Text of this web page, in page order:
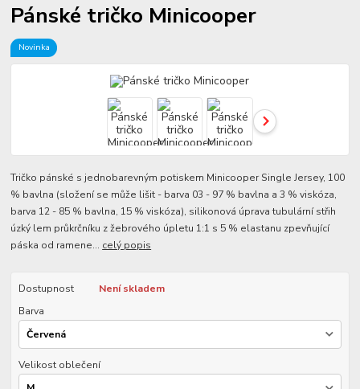
Pánské tričko Minicooper
Novinka
Tričko pánské s jednobarevným potiskem Minicooper Single Jersey, 100
% bavlna (složení se může lišit - barva 03 - 97 % bavlna a 3 % viskóza,
barva 12 - 85 % bavlna, 15 % viskóza), silikonová úprava tubulární střih
úzký lem průkrčníku z žebrového úpletu 1:1 s 5 % elastanu zpevňující
páska od ramene... celý popis
Dostupnost
Není skladem
Barva
Velikost oblečení